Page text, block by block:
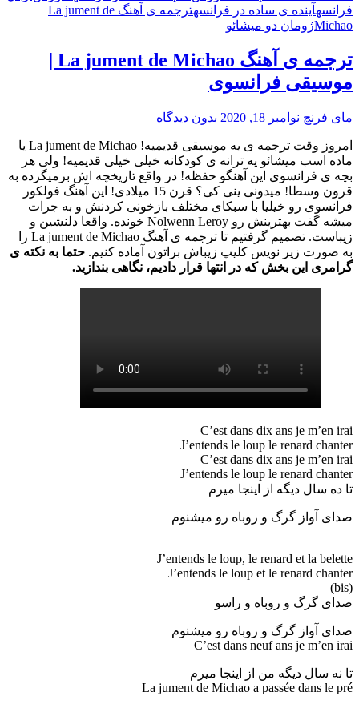
فرانسهآینده ی ساده در فرانسه
ترجمه ی آهنگ La jument de
Michaoژومان دو میشائو
موسیقی فرانسوی
مای فرنچ نوامبر 18, 2020 بدون دیدگاه
امروز وقت ترجمه ی یه موسیقی قدیمیه! La jument de Michao یا
ماده اسب میشائو یه ترانه ی کودکانه خیلی خیلی قدیمیه! ولی هر
بچه ی فرانسوی این آهنگو حفظه! در واقع تاریخچه اش برمیگرده به
قرون وسطا! میدونی ینی کی؟ قرن 15 میلادی! این آهنگ فولکور
فرانسوی رو خیلیا با سبکای مختلف بازخونی کردنش و به جرات
میشه گفت بهترینش رو Nolwenn Leroy خونده. واقعا دلنشین و
زیباست. تصمیم گرفتیم تا ترجمه ی آهنگ La jument de Michao را
به صورت زیر نویس کلیپ زیباش براتون آماده کنیم. حتما به نکته ی
گرامری این بخش که در انتها قرار دادیم، نگاهی بندازید.
C’est dans dix ans je m’en irai
J’entends le loup le renard chanter
C’est dans dix ans je m’en irai
J’entends le loup le renard chanter
تا ده سال دیگه از اینجا میرم
صدای آواز گرگ و روباه رو میشنوم
J’entends le loup, le renard et la belette
J’entends le loup et le renard chanter
(bis)
صدای گرگ و روباه و راسو
صدای آواز گرگ و روباه رو میشنوم
C’est dans neuf ans je m’en irai
تا نه سال دیگه من از اینجا میرم
La jument de Michao a passée dans le pré